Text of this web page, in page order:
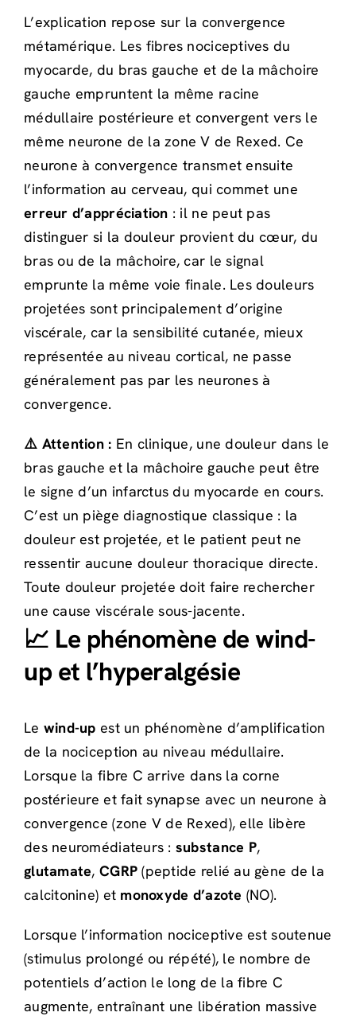
L’explication repose sur la convergence
métamérique. Les fibres nociceptives du
myocarde, du bras gauche et de la mâchoire
gauche empruntent la même racine
médullaire postérieure et convergent vers le
même neurone de la zone V de Rexed. Ce
neurone à convergence transmet ensuite
l’information au cerveau, qui commet une
erreur d’appréciation : il ne peut pas
distinguer si la douleur provient du cœur, du
bras ou de la mâchoire, car le signal
emprunte la même voie finale. Les douleurs
projetées sont principalement d’origine
viscérale, car la sensibilité cutanée, mieux
représentée au niveau cortical, ne passe
généralement pas par les neurones à
convergence.
⚠️ Attention : En clinique, une douleur dans le
bras gauche et la mâchoire gauche peut être
le signe d’un infarctus du myocarde en cours.
C’est un piège diagnostique classique : la
douleur est projetée, et le patient peut ne
ressentir aucune douleur thoracique directe.
Toute douleur projetée doit faire rechercher
une cause viscérale sous-jacente.
📈 Le phénomène de wind-
up et l’hyperalgésie
Le wind-up est un phénomène d’amplification
de la nociception au niveau médullaire.
Lorsque la fibre C arrive dans la corne
postérieure et fait synapse avec un neurone à
convergence (zone V de Rexed), elle libère
des neuromédiateurs : substance P,
glutamate, CGRP (peptide relié au gène de la
calcitonine) et monoxyde d’azote (NO).
Lorsque l’information nociceptive est soutenue
(stimulus prolongé ou répété), le nombre de
potentiels d’action le long de la fibre C
augmente, entraînant une libération massive